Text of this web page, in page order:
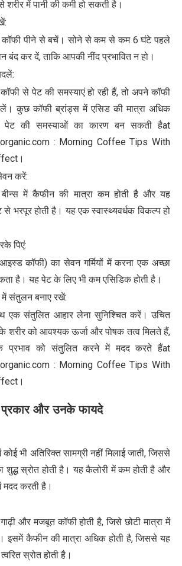
शरीर में पानी की कमी हो सकती है।
पीने से बचें। सोने से कम से कम 6 घंटे पहले
बंद कर दें, ताकि आपकी नींद प्रभावित न हो।
से पेट की समस्याएं हो रही हैं, तो अपने कॉफी
कुछ कॉफी ब्रांड्स में एसिड की मात्रा अधिक
पेट की समस्याओं का कारण बन सकती हैat
: Morning Coffee Tips With
करें:
बीन्स में कैफीन की मात्रा कम होती है और यह
भरपूर होती है। यह एक स्वास्थ्यवर्धक विकल्प हो
पिएं:
कॉफी) का सेवन गर्मियों में करना एक अच्छा
है। यह पेट के लिए भी कम एसिडिक होती है।
में संतुलन बनाए रखें:
एक संतुलित आहार लेना सुनिश्चित करें। उचित
शरीर को आवश्यक ऊर्जा और पोषक तत्व मिलते हैं,
प्रभाव को संतुलित करने में मदद करते हैंat
: Morning Coffee Tips With
प्रकार और उनके फायदे
भी अतिरिक्त सामग्री नहीं मिलाई जाती, जिससे
स्रोत होती है। यह कैलोरी में कम होती है और
करती है।
और मजबूत कॉफी होती है, जिसे छोटी मात्रा में
इसमें कैफीन की मात्रा अधिक होती है, जिससे यह
स्रोत होती है।